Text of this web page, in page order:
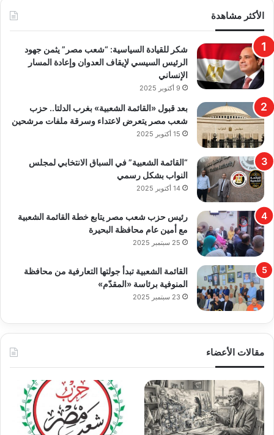
الأكثر مشاهدة
​شكر للقيادة السياسية: “شعب مصر” يثمن جهود
الرئيس السيسي لإيقاف العدوان وإعادة المسار
الإنساني
9 أكتوبر 2025
بعد قبول «القائمة الشعبية» بغرب الدلتا.. حزب
شعب مصر يتعرض لاعتداء وسرقة ملفات مرشحين
15 أكتوبر 2025
“القائمة الشعبية” في السباق الانتخابي لمجلس
النواب بشكل رسمي
14 أكتوبر 2025
رئيس حزب شعب مصر يتابع خطة القائمة الشعبية
مع أمين عام محافظة البحيرة
25 سبتمبر 2025
القائمة الشعبية تبدأ جولتها التعارفية من محافظة
المنوفية برئاسة «المقدّم»
23 سبتمبر 2025
مقالات الأعضاء